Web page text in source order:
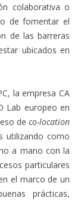
colaborativa o
de fomentar el
de las barreras
ubicados en
la empresa CA
Lab europeo en
de co-location
utilizando como
a mano con la
particulares
el marco de un
prácticas,